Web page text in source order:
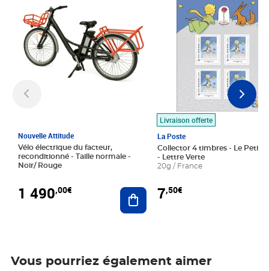
Nouvelle Attitude
Vélo électrique du facteur,
reconditionné - Taille normale -
Noir/ Rouge
1 490,00€ Ajouter au panier
Livraison offerte
La Poste
Collector 4 timbres - Le Petit
- Lettre Verte
20g / France
7,50€
Vous pourriez également aimer